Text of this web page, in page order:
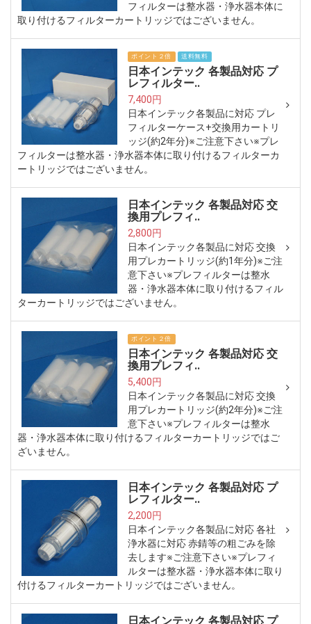
フィルターは整水器・浄水器本体に
取り付けるフィルターカートリッジではございません。
ポイント２倍 送料無料
日本インテック 各製品対応 プ
レフィルター..
7,400円
日本インテック各製品に対応 プレ
フィルターケース+交換用カートリ
ッジ(約2年分)※ご注意下さい※プレ
フィルターは整水器・浄水器本体に取り付けるフィルターカ
ートリッジではございません。
日本インテック 各製品対応 交
換用プレフィ..
2,800円
日本インテック各製品に対応 交換
用プレカートリッジ(約1年分)※ご注
意下さい※プレフィルターは整水
器・浄水器本体に取り付けるフィル
ターカートリッジではございません。
ポイント２倍
日本インテック 各製品対応 交
換用プレフィ..
5,400円
日本インテック各製品に対応 交換
用プレカートリッジ(約2年分)※ご注
意下さい※プレフィルターは整水
器・浄水器本体に取り付けるフィルターカートリッジではご
ざいません。
日本インテック 各製品対応 プ
レフィルター..
2,200円
日本インテック各製品に対応 各社
浄水器に対応 赤錆等の粗ごみを除
去します※ご注意下さい※プレフィ
ルターは整水器・浄水器本体に取り
付けるフィルターカートリッジではございません。
日本インテック 各製品対応 プ